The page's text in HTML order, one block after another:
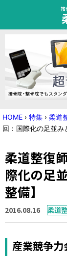
接
HOME
トピック
ニュース
国家試験対策
学会・セミナー
プライバシーポリシ
運営元
HOME › 特集 › 柔道
回：国際化の足並み
柔道整復
際化の足
整備】
2016.08.16 柔道
産業競争